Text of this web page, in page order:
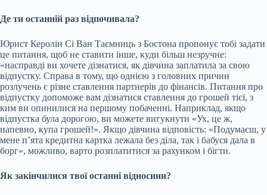
Де ти останній раз відпочивала?
Юрист Керолін Сі Ван Таємниць з Бостона пропонує тобі задати
це питання, щоб не ставити інше, куди більш незручне:
«насправді ви хочете дізнатися, як дівчина заплатила за свою
відпустку. Справа в тому, що однією з головних причин
розлучень є різне ставлення партнерів до фінансів. Питання про
відпустку допоможе вам дізнатися ставлення до грошей тієї, з
ким ви опинилися на першому побаченні. Наприклад, якщо
відпустка була дорогою, ви можете вигукнути «Ух, це ж,
напевно, купа грошей!». Якщо дівчина відповість: «Подумаєш, у
мене п’ята кредитна картка лежала без діла, так і бабуся дала в
борг», можливо, варто розплатитися за рахунком і бігти.
Як закінчилися твої останні відносини?